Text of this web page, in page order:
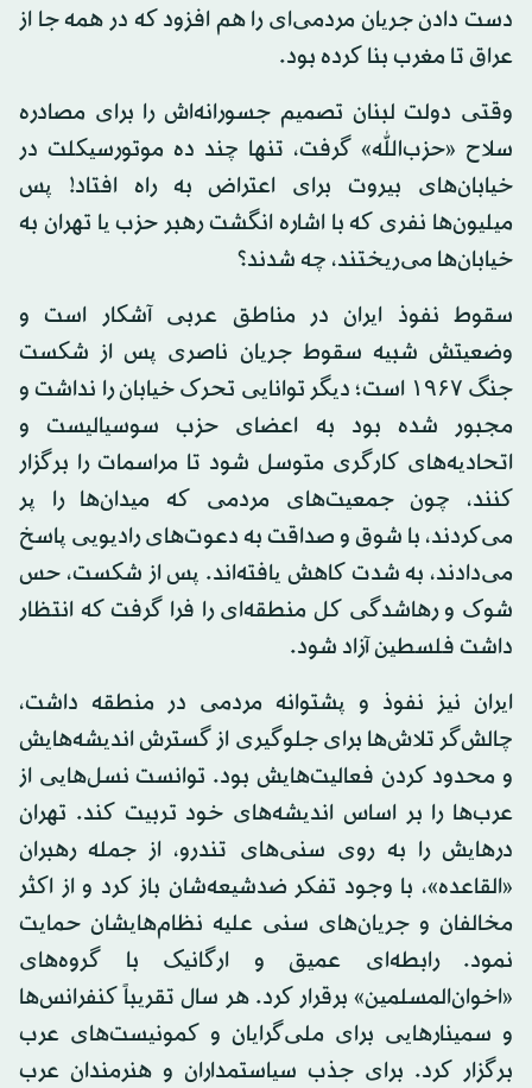
دست دادن جریان مردمی‌ای را هم افزود که در همه جا از
عراق تا مغرب بنا کرده بود.
وقتی دولت لبنان تصمیم جسورانه‌اش را برای مصادره
سلاح «حزب‌الله» گرفت، تنها چند ده موتورسیکلت در
خیابان‌های بیروت برای اعتراض به راه افتاد! پس
میلیون‌ها نفری که با اشاره انگشت رهبر حزب یا تهران به
خیابان‌ها می‌ریختند، چه شدند؟
سقوط نفوذ ایران در مناطق عربی آشکار است و
وضعیتش شبیه سقوط جریان ناصری پس از شکست
جنگ ۱۹۶۷ است؛ دیگر توانایی تحرک خیابان را نداشت و
مجبور شده بود به اعضای حزب سوسیالیست و
اتحادیه‌های کارگری متوسل شود تا مراسمات را برگزار
کنند، چون جمعیت‌های مردمی که میدان‌ها را پر
می‌کردند، با شوق و صداقت به دعوت‌های رادیویی پاسخ
می‌دادند، به شدت کاهش یافته‌اند. پس از شکست، حس
شوک و رهاشدگی کل منطقه‌ای را فرا گرفت که انتظار
داشت فلسطین آزاد شود.
ایران نیز نفوذ و پشتوانه مردمی در منطقه داشت،
چالش‌گر تلاش‌ها برای جلوگیری از گسترش اندیشه‌هایش
و محدود کردن فعالیت‌هایش بود. توانست نسل‌هایی از
عرب‌ها را بر اساس اندیشه‌های خود تربیت کند. تهران
درهایش را به روی سنی‌های تندرو، از جمله رهبران
«القاعده»، با وجود تفکر ضدشیعه‌شان باز کرد و از اکثر
مخالفان و جریان‌های سنی علیه نظام‌هایشان حمایت
نمود. رابطه‌ای عمیق و ارگانیک با گروه‌های
«اخوان‌المسلمین» برقرار کرد. هر سال تقریباً کنفرانس‌ها
و سمینارهایی برای ملی‌گرایان و کمونیست‌های عرب
برگزار کرد. برای جذب سیاستمداران و هنرمندان عرب